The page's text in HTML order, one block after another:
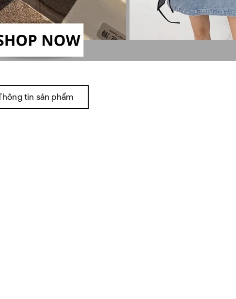
tin sản phẩm